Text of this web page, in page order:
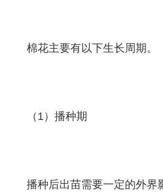
棉花主要有以下生长周期。
（1）播种期
播种后出苗需要一定的外界